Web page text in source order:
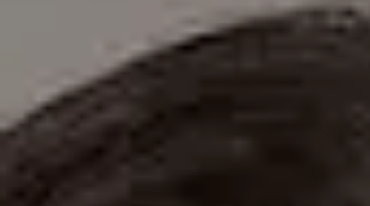
6 · Especialistas en Spain
Especialistas registrados en los colegios
Dr. Fidel Ernesto Mesa Prado —